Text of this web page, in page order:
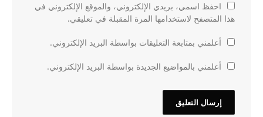
احفظ اسمي، بريدي الإلكتروني، والموقع الإلكتروني في
هذا المتصفح لاستخدامها المرة المقبلة في تعليقي.
أعلمني بمتابعة التعليقات بواسطة البريد الإلكتروني.
أعلمني بالمواضيع الجديدة بواسطة البريد الإلكتروني.